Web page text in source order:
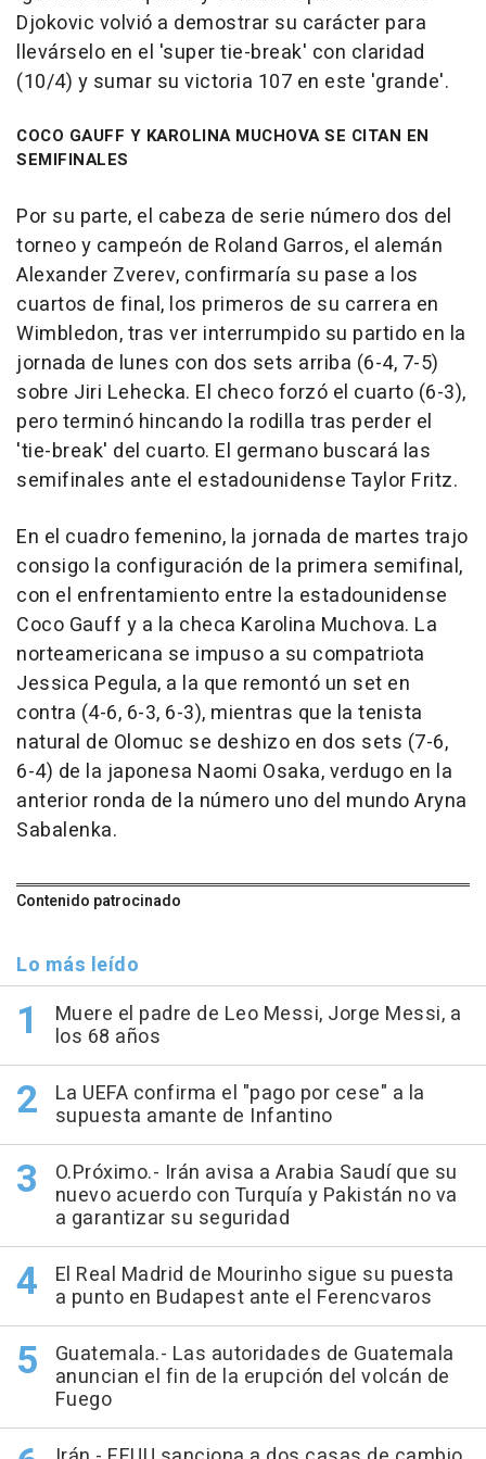
Djokovic volvió a demostrar su carácter para
llevárselo en el 'super tie-break' con claridad
(10/4) y sumar su victoria 107 en este 'grande'.
COCO GAUFF Y KAROLINA MUCHOVA SE CITAN EN
SEMIFINALES
Por su parte, el cabeza de serie número dos del
torneo y campeón de Roland Garros, el alemán
Alexander Zverev, confirmaría su pase a los
cuartos de final, los primeros de su carrera en
Wimbledon, tras ver interrumpido su partido en la
jornada de lunes con dos sets arriba (6-4, 7-5)
sobre Jiri Lehecka. El checo forzó el cuarto (6-3),
pero terminó hincando la rodilla tras perder el
'tie-break' del cuarto. El germano buscará las
semifinales ante el estadounidense Taylor Fritz.
En el cuadro femenino, la jornada de martes trajo
consigo la configuración de la primera semifinal,
con el enfrentamiento entre la estadounidense
Coco Gauff y a la checa Karolina Muchova. La
norteamericana se impuso a su compatriota
Jessica Pegula, a la que remontó un set en
contra (4-6, 6-3, 6-3), mientras que la tenista
natural de Olomuc se deshizo en dos sets (7-6,
6-4) de la japonesa Naomi Osaka, verdugo en la
anterior ronda de la número uno del mundo Aryna
Sabalenka.
Contenido patrocinado
Lo más leído
Muere el padre de Leo Messi, Jorge Messi, a
los 68 años
La UEFA confirma el "pago por cese" a la
supuesta amante de Infantino
O.Próximo.- Irán avisa a Arabia Saudí que su
nuevo acuerdo con Turquía y Pakistán no va
a garantizar su seguridad
El Real Madrid de Mourinho sigue su puesta
a punto en Budapest ante el Ferencvaros
Guatemala.- Las autoridades de Guatemala
anuncian el fin de la erupción del volcán de
Fuego